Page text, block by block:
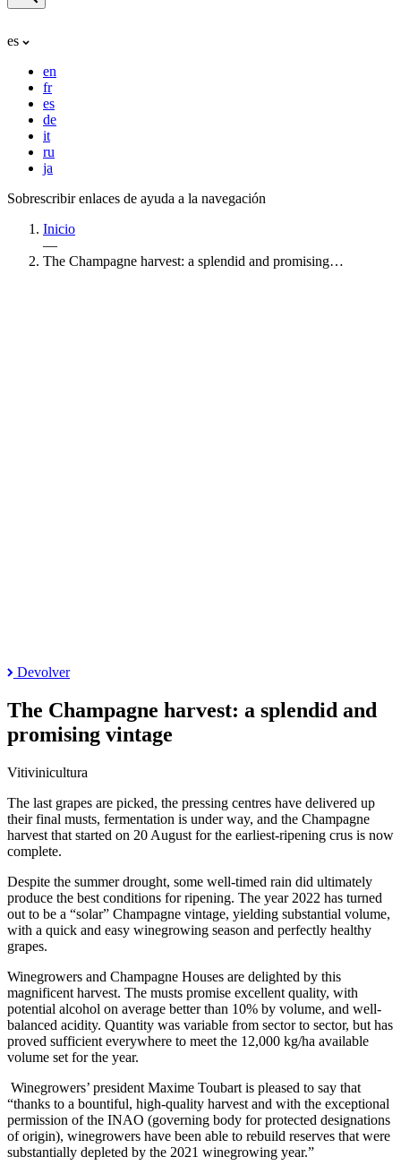
es
en
fr
es
de
it
ru
ja
Sobrescribir enlaces de ayuda a la navegación
Inicio
—
The Champagne harvest: a splendid and promising…
Devolver
The Champagne harvest: a splendid and
promising vintage
Vitivinicultura
The last grapes are picked, the pressing centres have delivered up
their final musts, fermentation is under way, and the Champagne
harvest that started on 20 August for the earliest-ripening crus is now
complete.
Despite the summer drought, some well-timed rain did ultimately
produce the best conditions for ripening. The year 2022 has turned
out to be a “solar” Champagne vintage, yielding substantial volume,
with a quick and easy winegrowing season and perfectly healthy
grapes.
Winegrowers and Champagne Houses are delighted by this
magnificent harvest. The musts promise excellent quality, with
potential alcohol on average better than 10% by volume, and well-
balanced acidity. Quantity was variable from sector to sector, but has
proved sufficient everywhere to meet the 12,000 kg/ha available
volume set for the year.
Winegrowers’ president Maxime Toubart is pleased to say that
“thanks to a bountiful, high-quality harvest and with the exceptional
permission of the INAO (governing body for protected designations
of origin), winegrowers have been able to rebuild reserves that were
substantially depleted by the 2021 winegrowing year.”